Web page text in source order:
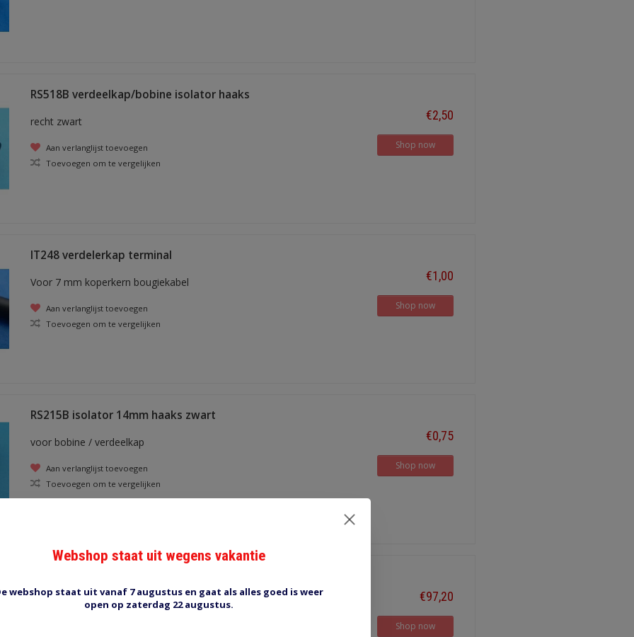
RS518B verdeelkap/bobine isolator haaks
recht zwart
Aan verlanglijst toevoegen
Toevoegen om te vergelijken
€2,50
Shop now
IT248 verdelerkap terminal
Voor 7 mm koperkern bougiekabel
Aan verlanglijst toevoegen
Toevoegen om te vergelijken
€1,00
Shop now
RS215B isolator 14mm haaks zwart
voor bobine / verdeelkap
Aan verlanglijst toevoegen
Toevoegen om te vergelijken
€0,75
Shop now
krimpen van kontakten aan ontstekingskabels €97,20
Shop now
Webshop staat uit wegens vakantie
webshop staat uit vanaf 7 augustus en gaat als alles goed is weer
open op zaterdag 22 augustus.